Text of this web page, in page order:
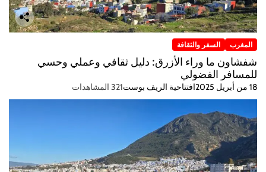
المغرب السفر والثقافة
شفشاون ما وراء الأزرق: دليل ثقافي وعملي وحسي
للمسافر الفضولي
18 من أبريل 2025 افتتاحية الريف بوست321 المشاهدات